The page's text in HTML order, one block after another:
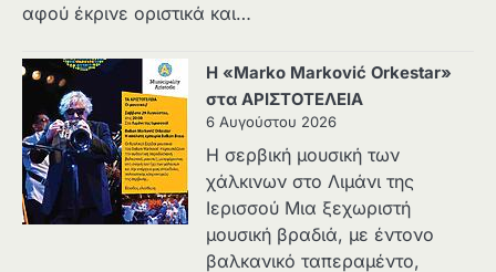
αφού έκρινε οριστικά και…
Η «Marko Marković Orkestar»
στα ΑΡΙΣΤΟΤΕΛΕΙΑ
6 Αυγούστου 2026
Η σερβική μουσική των
χάλκινων στο Λιμάνι της
Ιερισσού Μια ξεχωριστή
μουσική βραδιά, με έντονο
βαλκανικό ταπεραμέντο,